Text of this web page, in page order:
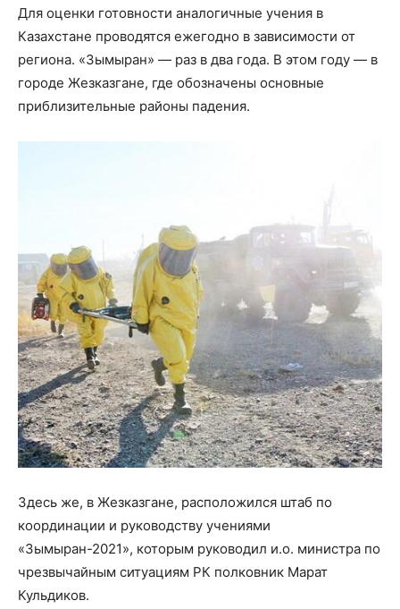
Для оценки готовности аналогичные учения в
Казахстане проводятся ежегодно в зависимости от
региона. «Зымыран» — раз в два года. В этом году — в
городе Жезказгане, где обозначены основные
приблизительные районы падения.
Здесь же, в Жезказгане, расположился штаб по
координации и руководству учениями
«Зымыран-2021», которым руководил и.о. министра по
чрезвычайным ситуациям РК полковник Марат
Кульдиков.